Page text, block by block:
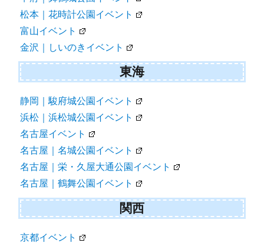
松本｜花時計公園イベント
富山イベント
金沢｜しいのきイベント
東海
静岡｜駿府城公園イベント
浜松｜浜松城公園イベント
名古屋イベント
名古屋｜名城公園イベント
名古屋｜栄・久屋大通公園イベント
名古屋｜鶴舞公園イベント
関西
京都イベント